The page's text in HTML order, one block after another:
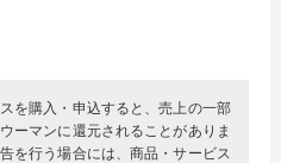
を購入・申込すると、売上の一部
ーマンに還元されることがありま
を行う場合には、商品・サービス